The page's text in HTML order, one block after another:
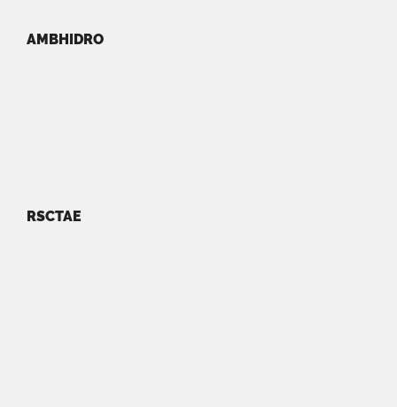
AMBHIDRO
RSCTAE